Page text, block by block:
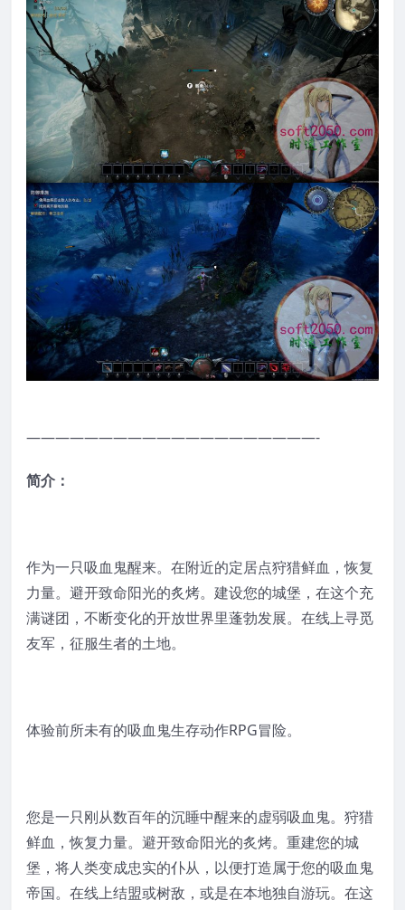
————————————————————-
简介：
作为一只吸血鬼醒来。在附近的定居点狩猎鲜血，恢复
力量。避开致命阳光的炙烤。建设您的城堡，在这个充
满谜团，不断变化的开放世界里蓬勃发展。在线上寻觅
友军，征服生者的土地。
体验前所未有的吸血鬼生存动作RPG冒险。
您是一只刚从数百年的沉睡中醒来的虚弱吸血鬼。狩猎
鲜血，恢复力量。避开致命阳光的炙烤。重建您的城
堡，将人类变成忠实的仆从，以便打造属于您的吸血鬼
帝国。在线上结盟或树敌，或是在本地独自游玩。在这